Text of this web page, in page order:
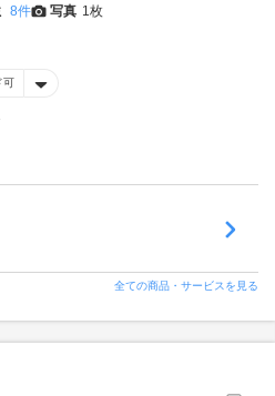
8件 写真 1枚
可
全ての商品・サービスを見る